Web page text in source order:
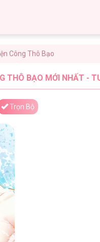
Công Thô Bạo
THÔ BẠO MỚI NHẤT -
Trọn Bộ